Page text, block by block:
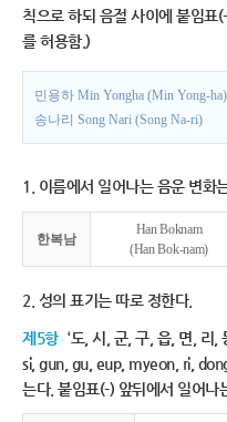
칙으로 하되 음절 사이에 붙임표
를 허용함.)
민용하 Min Yongha (Min Yong-ha)
송나리 Song Nari (Song Na-ri)
1. 이름에서 일어나는 음운 변화
한복남
Han Boknam
(Han Bok-nam)
2. 성의 표기는 따로 정한다.
제5항 ‘도, 시, 군, 구, 읍, 면, 리,
si, gun, gu, eup, myeon, ri,
는다. 붙임표(-) 앞뒤에서 일어나